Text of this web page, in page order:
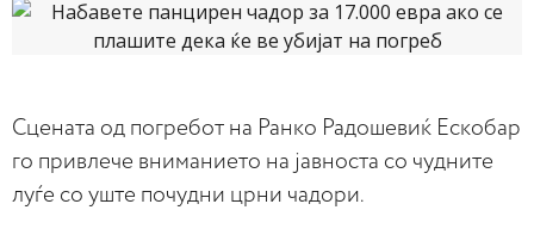
Сцената од погребот на Ранко Радошевиќ Ескобар
го привлече вниманиетo на јавноста со чудните
луѓе со уште почудни црни чадори.